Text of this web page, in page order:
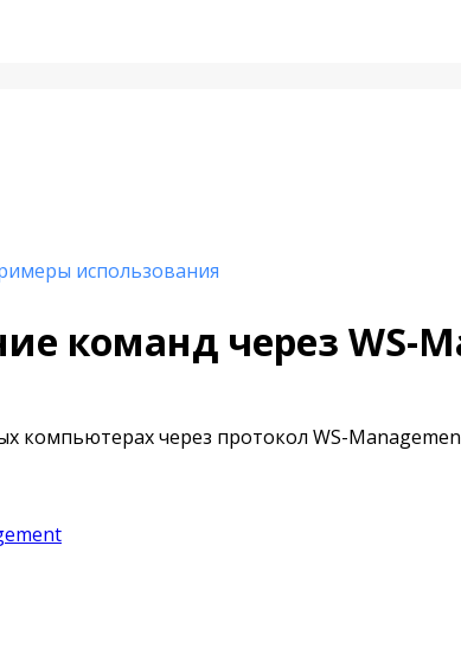
использования
команд через WS-
компьютерах через протокол WS-